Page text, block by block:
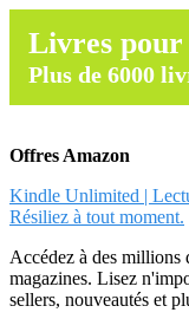
Livres pour
Plus de 6000
Offres Amazon
Kindle Unlimited |
Résiliez à tout moment.
Accédez à des millions
magazines. Lisez
sellers, nouveautés et